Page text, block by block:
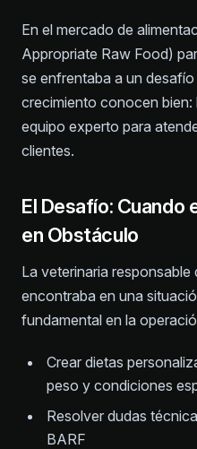
En el mercado de
Appropriate Raw Food)
se enfrentaba a un
crecimiento conocen bien:
equipo experto para
clientes.
El Desafío: Cuando
en Obstáculo
La veterinaria responsable
encontraba en una
fundamental en la
Crear dietas
peso y condiciones
Resolver dudas
BARF